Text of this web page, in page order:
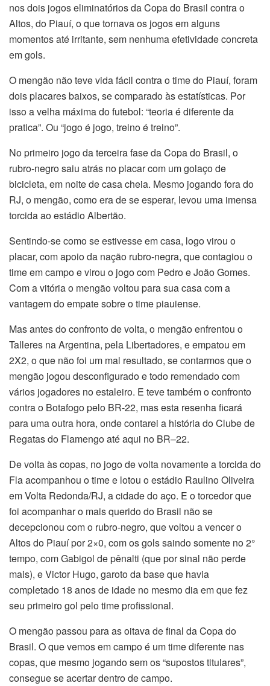
nos dois jogos eliminatórios da Copa do Brasil contra o
Altos, do Piauí, o que tornava os jogos em alguns
momentos até irritante, sem nenhuma efetividade concreta
em gols.
O mengão não teve vida fácil contra o time do Piauí, foram
dois placares baixos, se comparado às estatísticas. Por
isso a velha máxima do futebol: “teoria é diferente da
pratica”. Ou “jogo é jogo, treino é treino”.
No primeiro jogo da terceira fase da Copa do Brasil, o
rubro-negro saiu atrás no placar com um golaço de
bicicleta, em noite de casa cheia. Mesmo jogando fora do
RJ, o mengão, como era de se esperar, levou uma imensa
torcida ao estádio Albertão.
Sentindo-se como se estivesse em casa, logo virou o
placar, com apoio da nação rubro-negra, que contagiou o
time em campo e virou o jogo com Pedro e João Gomes.
Com a vitória o mengão voltou para sua casa com a
vantagem do empate sobre o time piauiense.
Mas antes do confronto de volta, o mengão enfrentou o
Talleres na Argentina, pela Libertadores, e empatou em
2X2, o que não foi um mal resultado, se contarmos que o
mengão jogou desconfigurado e todo remendado com
vários jogadores no estaleiro. E teve também o confronto
contra o Botafogo pelo BR-22, mas esta resenha ficará
para uma outra hora, onde contarei a história do Clube de
Regatas do Flamengo até aqui no BR–22.
De volta às copas, no jogo de volta novamente a torcida do
Fla acompanhou o time e lotou o estádio Raulino Oliveira
em Volta Redonda/RJ, a cidade do aço. E o torcedor que
foi acompanhar o mais querido do Brasil não se
decepcionou com o rubro-negro, que voltou a vencer o
Altos do Piauí por 2×0, com os gols saindo somente no 2°
tempo, com Gabigol de pênalti (que por sinal não perde
mais), e Victor Hugo, garoto da base que havia
completado 18 anos de idade no mesmo dia em que fez
seu primeiro gol pelo time profissional.
O mengão passou para as oitava de final da Copa do
Brasil. O que vemos em campo é um time diferente nas
copas, que mesmo jogando sem os “supostos titulares”,
consegue se acertar dentro de campo.